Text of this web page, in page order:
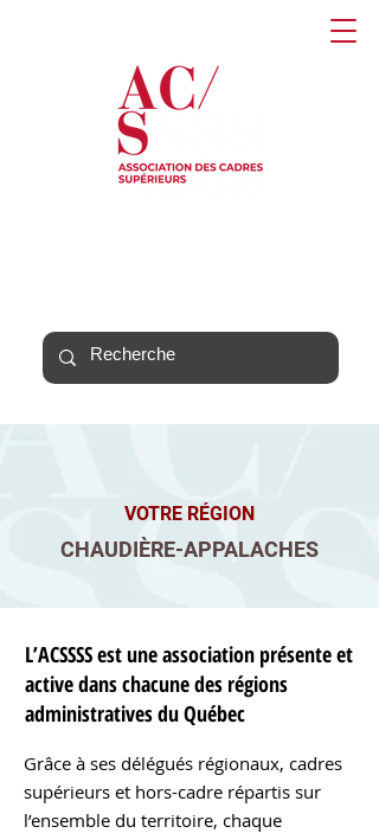
VOTRE RÉGION
CHAUDIÈRE-APPALACHES
L’ACSSSS est une association présente et
active dans chacune des régions
administratives du Québec
Grâce à ses délégués régionaux, cadres
supérieurs et hors-cadre répartis sur
l’ensemble du territoire, chaque